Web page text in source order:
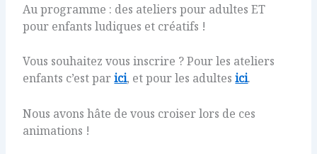
Au programme : des ateliers pour adultes ET
pour enfants ludiques et créatifs !
Vous souhaitez vous inscrire ? Pour les ateliers
enfants c’est parici, et pour les adultesici.
Nous avons hâte de vous croiser lors de ces
animations !